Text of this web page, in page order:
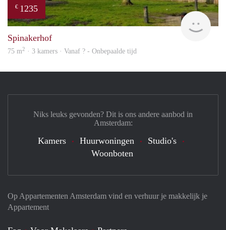
€ 1235
Spinakerhof
75 m2 · 3 kamers · Vanaf ? - Onbepaalde tijd
Op Appartementen Amsterdam vind en verhuur je makkelijk je
Appartement
Niks leuks gevonden? Dit is ons andere aanbod in
Amsterdam:
Kamers Huurwoningen
Studio's
Woonboten